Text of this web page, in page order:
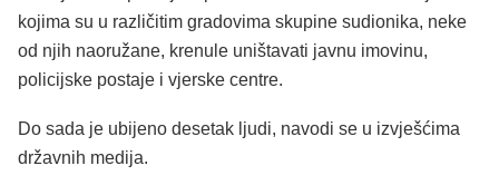
kojima su u različitim gradovima skupine sudionika, neke
od njih naoružane, krenule uništavati javnu imovinu,
policijske postaje i vjerske centre.
Do sada je ubijeno desetak ljudi, navodi se u izvješćima
državnih medija.